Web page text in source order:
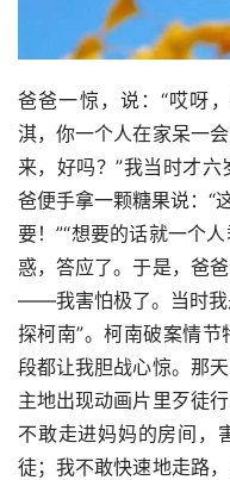
爸爸一惊，说：“哎呀
淇，你一个人在家呆一
来，好吗？”我当时才
爸便手拿一颗糖果说：“
要！”“想要的话就一个
惑，答应了。于是，爸
——我害怕极了。当时我
探柯南”。柯南破案情
段都让我胆战心惊。那
主地出现动画片里歹徒
不敢走进妈妈的房间，
徒；我不敢快速地走路